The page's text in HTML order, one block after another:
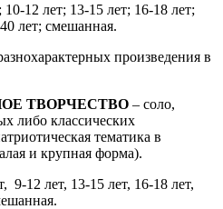
12 лет; 13-15 лет; 16-18 лет;
лет; смешанная.
произведения в
ТВОРЧЕСТВО – соло,
либо классических
тематика в
и крупная форма).
9-12 лет, 13-15 лет, 16-18 лет,